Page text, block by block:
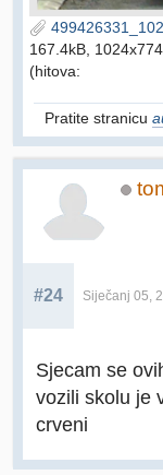
167.4kB, 1024x774
(hitova:
Pratite stranicu
#24 Siječanj 05,
Sjecam se
vozili skolu je
crveni